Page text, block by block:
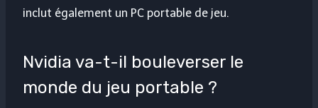
inclut également un PC portable de jeu.
Nvidia va-t-il bouleverser le
monde du jeu portable ?